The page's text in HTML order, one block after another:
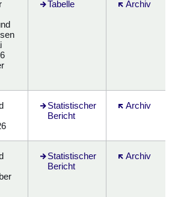
Tabelle
Öffnet sich in einem neuen Fenster
Archiv
Öffnet sich in
Statistischer
Bericht
Öffnet sich in einem neuen Fenster
Archiv
Öffnet sich in
Statistischer
Bericht
Öffnet sich in einem neuen Fenster
Archiv
Öffnet sich in